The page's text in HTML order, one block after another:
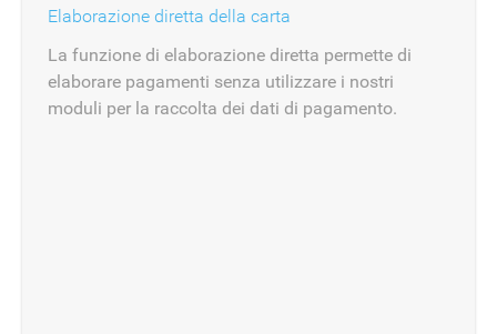
Elaborazione diretta della carta
La funzione di elaborazione diretta permette di
elaborare pagamenti senza utilizzare i nostri
moduli per la raccolta dei dati di pagamento.